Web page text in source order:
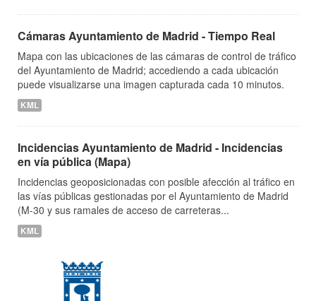
Cámaras Ayuntamiento de Madrid - Tiempo Real
Mapa con las ubicaciones de las cámaras de control de tráfico
del Ayuntamiento de Madrid; accediendo a cada ubicación
puede visualizarse una imagen capturada cada 10 minutos.
KML
Incidencias Ayuntamiento de Madrid - Incidencias
en vía pública (Mapa)
Incidencias geoposicionadas con posible afección al tráfico en
las vías públicas gestionadas por el Ayuntamiento de Madrid
(M-30 y sus ramales de acceso de carreteras...
KML